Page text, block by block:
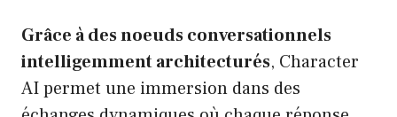
Grâce à des noeuds conversationnels
intelligemment architecturés, Character
AI permet une immersion dans des